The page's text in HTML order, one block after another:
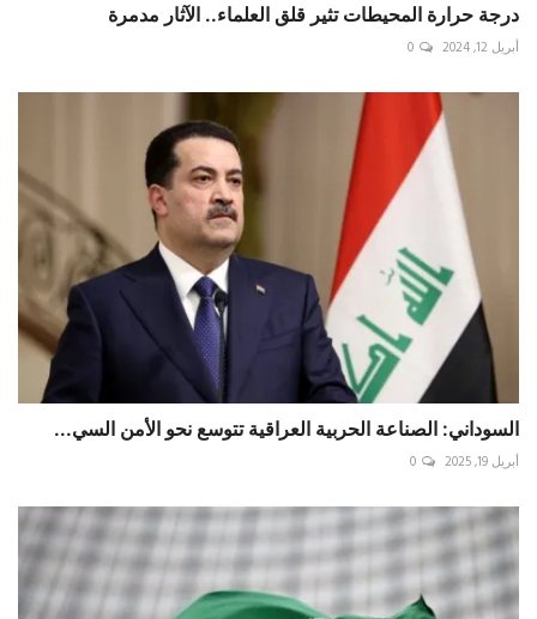
درجة حرارة المحيطات تثير قلق العلماء.. الآثار مدمرة
أبريل 12, 2024 0
السوداني: الصناعة الحربية العراقية تتوسع نحو الأمن السي...
أبريل 19, 2025 0